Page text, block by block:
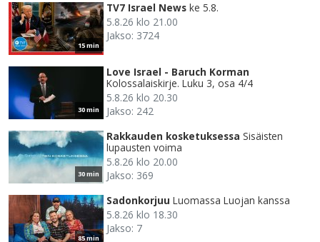
15 min
TV7 Israel News ke 5.8.
5.8.26 klo 21.00
Jakso: 3724
30 min
Love Israel - Baruch Korman
Kolossalaiskirje. Luku 3, osa 4/4
5.8.26 klo 20.30
Jakso: 242
30 min
Rakkauden kosketuksessa Sisäisten
lupausten voima
5.8.26 klo 20.00
Jakso: 369
85 min
Sadonkorjuu Luomassa Luojan kanssa
5.8.26 klo 18.30
Jakso: 7